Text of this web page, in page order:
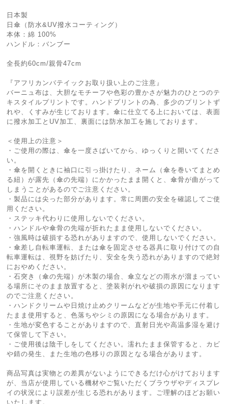
日本製
日傘（防水&UV撥水コーティング）
本体：綿 100%
ハンドル：バンブー
全長約60cm/親骨47cm
『アフリカンバテイックお取り扱い上のご注意』
バーニュ布は、大胆なモチーフや色彩の豊かさが魅力のひとつのテ
キスタイルプリントです。ハンドプリントの為、多少のプリントず
れや、くすみが生じております。傘に仕立てる上においては、表面
に撥水加工とUV加工、裏面には防水加工を施しております。
＜使用上の注意＞
・ご使用の際は、傘を一度さばいてから、ゆっくりと開いてくださ
い。
・傘を開くときに袖口に引っ掛けたり、ネーム（傘を巻いてまとめ
る紐）が露先（傘の先端）にかかったまま開くと、傘骨が曲がって
しまうことがあるのでご注意ください。
・製品には尖った部分があります。常に周囲の安全を確認してご使
用ください。
・ステッキ代わりに使用しないでください。
・ハンドルや傘骨の先端が折れたまま使用しないでください。
・強風時は破損する恐れがありますので、使用しないでください。
・傘差し自転車運転、または傘を固定させる器具に取り付けての自
転車運転は、視野を妨げたり、安全を失う恐れがありますので絶対
におやめください。
・石突き（傘の先端）が木製の場合、傘立などの雨水が溜まってい
る場所にそのまま放置すると、塗装剥がれや破損の原因になります
のでご注意ください。
・ハンドクリームや日焼け止めクリームなどが生地や手元に付着し
たまま使用すると、色落ちやシミの原因になる場合があります。
・生地が変色することがありますので、直射日光や高温多湿を避け
て保管して下さい。
・ご使用後は陰干しをしてください。濡れたまま保管すると、カビ
や錆の発生、また生地の色移りの原因となる場合があります。
商品写真は実物との差異がないようにできるだけ心がけております
が、当店が使用している機材やご覧いただくブラウザやディスプレ
イの状況により誤差が生じる恐れがあります。ご理解のほどお願い
いたします。